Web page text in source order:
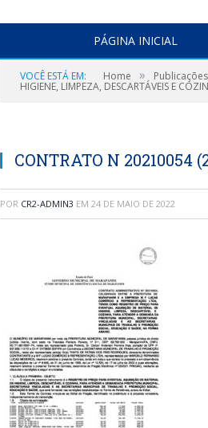
PÁGINA INICIAL
VOCÊ ESTÁ EM: Home »
HIGIENE, LIMPEZA, DESCARTÁVEIS E
CONTRATO N 20210054
POR CR2-ADMIN3 EM 24 DE MAIO DE 2022